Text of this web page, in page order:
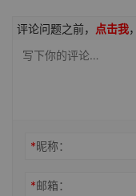
评论问题之前， 点击我
*昵称：
*邮箱：